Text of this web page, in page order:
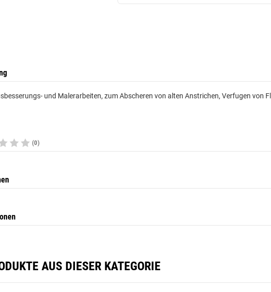
und Malerarbeiten, zum Abscheren von alten Anstrichen, Verfugen von
(0)
AUS DIESER KATEGORIE